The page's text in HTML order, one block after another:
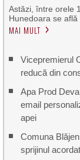
Astăzi, între orele
Hunedoara se află
MAI MULT
Vicepremierul
reducă din
Apa Prod
email
apei
Comuna
sprijinul